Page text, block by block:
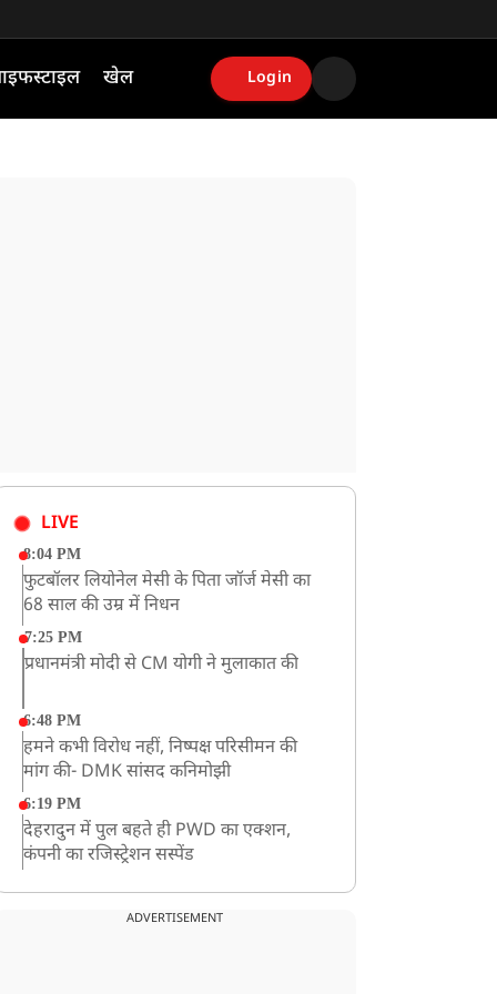
खेल Login
LIVE
8:04 PM
फुटबॉलर लियोनेल मेसी के पिता जॉर्ज मेसी का
68 साल की उम्र में निधन
7:25 PM
प्रधानमंत्री मोदी से CM योगी ने मुलाकात की
6:48 PM
हमने कभी विरोध नहीं, निष्पक्ष परिसीमन की
मांग की- DMK सांसद कनिमोझी
6:19 PM
देहरादुन में पुल बहते ही PWD का एक्शन,
कंपनी का रजिस्ट्रेशन सस्पेंड
खराब मौसम की चेतावनी के कारण अमरनाथ
ADVERTISEMENT